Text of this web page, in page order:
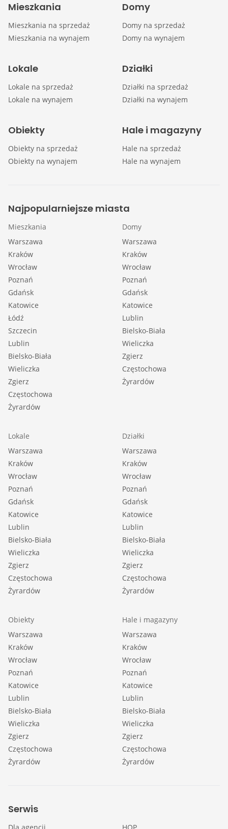
Mieszkania
Mieszkania na sprzedaż
Mieszkania na wynajem
Domy
Domy na sprzedaż
Domy na wynajem
Lokale
Lokale na sprzedaż
Lokale na wynajem
Działki
Działki na sprzedaż
Działki na wynajem
Obiekty
Obiekty na sprzedaż
Obiekty na wynajem
Hale i magazyny
Hale na sprzedaż
Hale na wynajem
Najpopularniejsze miasta
Mieszkania
Warszawa
Kraków
Wrocław
Poznań
Gdańsk
Katowice
Łódź
Szczecin
Lublin
Bielsko-Biała
Wieliczka
Zgierz
Częstochowa
Żyrardów
Domy
Warszawa
Kraków
Wrocław
Poznań
Gdańsk
Katowice
Lublin
Bielsko-Biała
Wieliczka
Zgierz
Częstochowa
Żyrardów
Lokale
Warszawa
Kraków
Wrocław
Poznań
Gdańsk
Katowice
Lublin
Bielsko-Biała
Wieliczka
Zgierz
Częstochowa
Żyrardów
Działki
Warszawa
Kraków
Wrocław
Poznań
Gdańsk
Katowice
Lublin
Bielsko-Biała
Wieliczka
Zgierz
Częstochowa
Żyrardów
Obiekty
Warszawa
Kraków
Wrocław
Poznań
Katowice
Lublin
Bielsko-Biała
Wieliczka
Zgierz
Częstochowa
Żyrardów
Hale i magazyny
Warszawa
Kraków
Wrocław
Poznań
Katowice
Lublin
Bielsko-Biała
Wieliczka
Zgierz
Częstochowa
Żyrardów
Serwis